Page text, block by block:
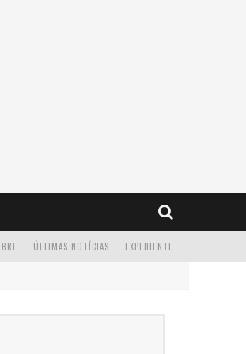
EXPEDIENTE
ÚLTIMAS NOTÍCIAS